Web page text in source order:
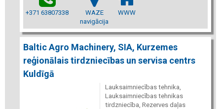
+371 63807338
WAZE
navigācija
WWW
Baltic Agro Machinery, SIA, Kurzemes
reģionālais tirdzniecības un servisa centrs
Kuldīgā
Lauksaimniecības tehnika,
Lauksaimniecības tehnikas
tirdzniecība, Rezerves daļas